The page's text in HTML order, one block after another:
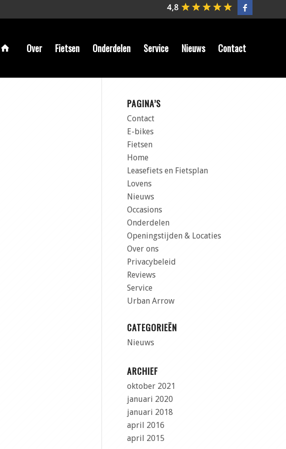
Over Fietsen Onderdelen Service Nieuws Contact
PAGINA’S
Contact
E-bikes
Fietsen
Home
Leasefiets en Fietsplan
Lovens
Nieuws
Occasions
Onderdelen
Openingstijden & Locaties
Over ons
Privacybeleid
Reviews
Service
Urban Arrow
CATEGORIEËN
Nieuws
ARCHIEF
oktober 2021
januari 2020
januari 2018
april 2016
april 2015